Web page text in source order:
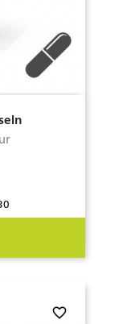
favorite_border